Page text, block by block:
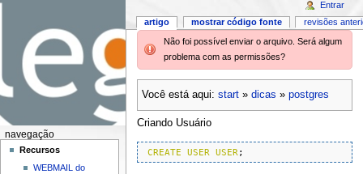
Não foi possível enviar o arquivo. Será algum
problema com as permissões?
Você está aqui: start» dicas » postgres
Criando Usuário
CREATE USER USER ;
artigo mostrar código fonte revisões
Entrar
navegação
Recursos
WEBMAIL do